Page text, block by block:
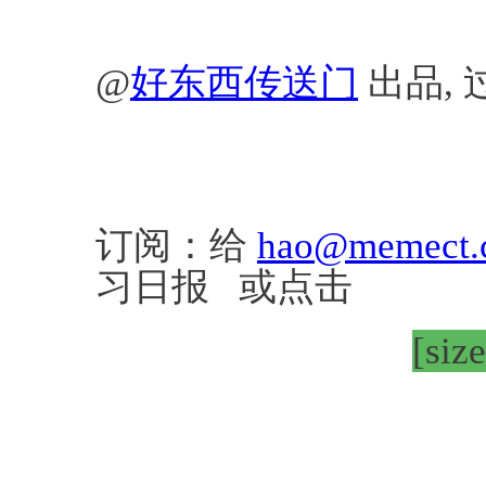
@好东西传送门 出品,
订阅：给
习日报 或点击